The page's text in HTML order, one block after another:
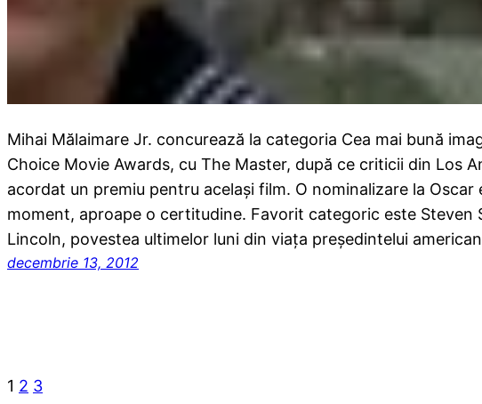
Mihai Mălaimare Jr. concurează la categoria Cea mai bună
Choice Movie Awards, cu The Master, după ce criticii din Los
acordat un premiu pentru acelaşi film. O nominalizare la Oscar
moment, aproape o certitudine. Favorit categoric este Steven
Lincoln, povestea ultimelor luni din viaţa preşedintelui
decembrie 13, 2012
1 2 3